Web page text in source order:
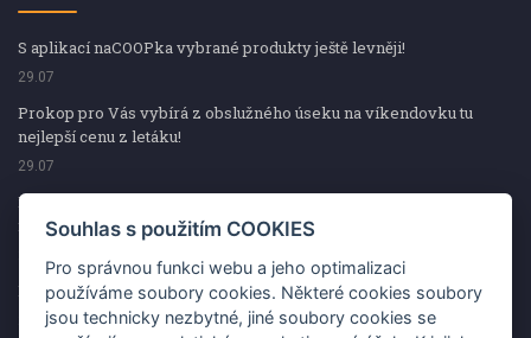
S aplikací naCOOPka vybrané produkty ještě levněji!
29.07
Prokop pro Vás vybírá z obslužného úseku na víkendovku tu
nejlepší cenu z letáku!
29.07
Prokop pro Vás vybírá z obslužného úseku na víkendovku tu
nejlepší cenu z letáku!
Kup špekáčky od Váhaly a vyhraj s naCOOPkou sekerku Fiskars
29.07
Souhlas s použitím COOKIES
Pro správnou funkci webu a jeho optimalizaci
používáme soubory cookies. Některé cookies soubory
jsou technicky nezbytné, jiné soubory cookies se